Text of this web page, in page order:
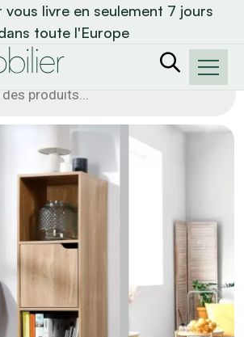
vous livre en seulement 7 jours
toute l'Europe